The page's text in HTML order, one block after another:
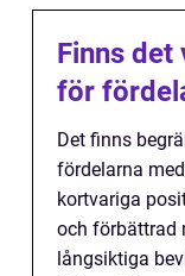
Finns det
för
Det finns
fördelarna
kortvariga
och förbättrad
långsiktiga